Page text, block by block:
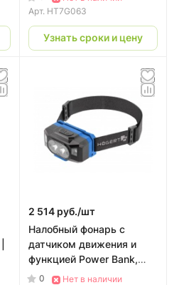
Арт. HT7G063
Узнать сроки и цену
2 514 руб./шт
Налобный фонарь с
датчиком движения и
функцией Power Bank,
USB HT1E423 | HOEGERT
0
Нет в наличии